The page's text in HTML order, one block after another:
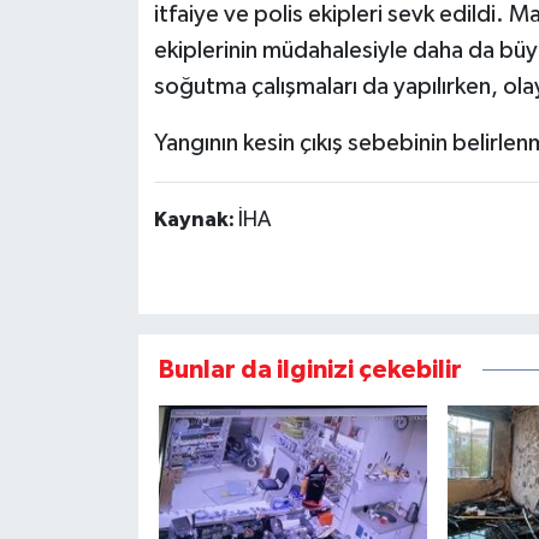
itfaiye ve polis ekipleri sevk edildi.
ekiplerinin müdahalesiyle daha da
soğutma çalışmaları da yapılırken,
Yangının kesin çıkış sebebinin
Kaynak: İHA
Bunlar da ilginizi çekebilir